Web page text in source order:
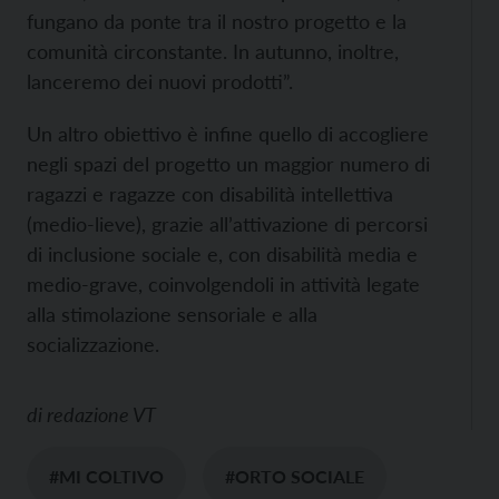
fungano da ponte tra il nostro progetto e la
comunità circonstante. In autunno, inoltre,
lanceremo dei nuovi prodotti”.
Un altro obiettivo è infine quello di accogliere
negli spazi del progetto un maggior numero di
ragazzi e ragazze con disabilità intellettiva
(medio-lieve), grazie all’attivazione di percorsi
di inclusione sociale e, con disabilità media e
medio-grave, coinvolgendoli in attività legate
alla stimolazione sensoriale e alla
socializzazione.
di redazione VT
#MI COLTIVO #ORTO SOCIALE